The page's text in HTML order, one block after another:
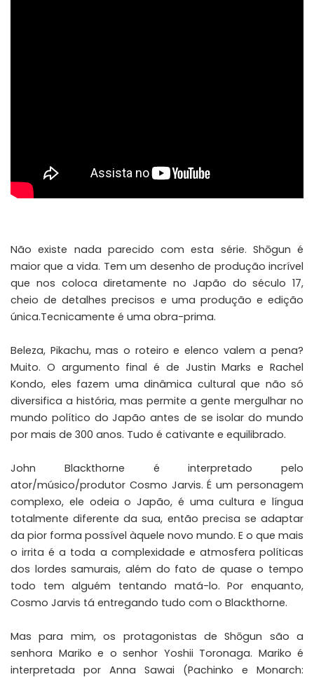
Não existe nada parecido com esta série. Shōgun é
maior que a vida. Tem um desenho de produção incrível
que nos coloca diretamente no Japão do século 17,
cheio de detalhes precisos e uma produção e edição
única.Tecnicamente é uma obra-prima.
Beleza, Pikachu, mas o roteiro e elenco valem a pena?
Muito. O argumento final é de Justin Marks e Rachel
Kondo, eles fazem uma dinâmica cultural que não só
diversifica a história, mas permite a gente mergulhar no
mundo político do Japão antes de se isolar do mundo
por mais de 300 anos. Tudo é cativante e equilibrado.
John Blackthorne é interpretado pelo
ator/músico/produtor Cosmo Jarvis. É um personagem
complexo, ele odeia o Japão, é uma cultura e língua
totalmente diferente da sua, então precisa se adaptar
da pior forma possível àquele novo mundo. E o que mais
o irrita é a toda a complexidade e atmosfera políticas
dos lordes samurais, além do fato de quase o tempo
todo tem alguém tentando matá-lo. Por enquanto,
Cosmo Jarvis tá entregando tudo com o Blackthorne.
Mas para mim, os protagonistas de Shōgun são a
senhora Mariko e o senhor Yoshii Toronaga. Mariko é
interpretada por Anna Sawai (Pachinko e Monarch: